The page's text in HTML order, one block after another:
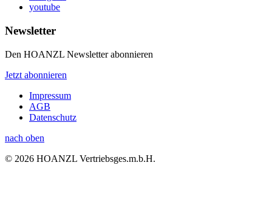
youtube
Newsletter
Den HOANZL Newsletter abonnieren
Jetzt abonnieren
Impressum
AGB
Datenschutz
nach oben
© 2026 HOANZL Vertriebsges.m.b.H.